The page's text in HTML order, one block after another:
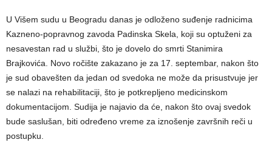
U Višem sudu u Beogradu danas je odloženo suđenje radnicima
Kazneno-popravnog zavoda Padinska Skela, koji su optuženi za
nesavestan rad u službi, što je dovelo do smrti Stanimira
Brajkovića. Novo ročište zakazano je za 17. septembar, nakon što
je sud obavešten da jedan od svedoka ne može da prisustvuje jer
se nalazi na rehabilitaciji, što je potkrepljeno medicinskom
dokumentacijom. Sudija je najavio da će, nakon što ovaj svedok
bude saslušan, biti određeno vreme za iznošenje završnih reči u
postupku.